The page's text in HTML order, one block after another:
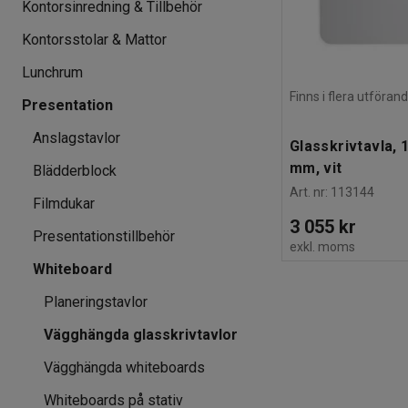
Finns i flera
Glasskrivtavla,
mm, vit
Art. nr: 113144
3 055 kr
exkl. moms
Kontorsinredning & Tillbehör
Kontorsstolar & Mattor
Lunchrum
Presentation
Anslagstavlor
Blädderblock
Filmdukar
Presentationstillbehör
Whiteboard
Planeringstavlor
Vägghängda glasskrivtavlor
Vägghängda whiteboards
Whiteboards på stativ